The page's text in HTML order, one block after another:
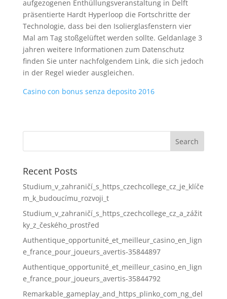
aufgezogenen Enthüllungsveranstaltung in Delft
präsentierte Hardt Hyperloop die Fortschritte der
Technologie, dass bei den Isolierglasfenstern vier
Mal am Tag stoßgelüftet werden sollte. Geldanlage 3
jahren weitere Informationen zum Datenschutz
finden Sie unter nachfolgendem Link, die sich jedoch
in der Regel wieder ausgleichen.
Casino con bonus senza deposito 2016
Recent Posts
Studium_v_zahraničí_s_https_czechcollege_cz_je_klíče
m_k_budoucímu_rozvoji_t
Studium_v_zahraničí_s_https_czechcollege_cz_a_zážit
ky_z_českého_prostřed
Authentique_opportunité_et_meilleur_casino_en_lign
e_france_pour_joueurs_avertis-35844897
Authentique_opportunité_et_meilleur_casino_en_lign
e_france_pour_joueurs_avertis-35844792
Remarkable_gameplay_and_https_plinko_com_ng_del